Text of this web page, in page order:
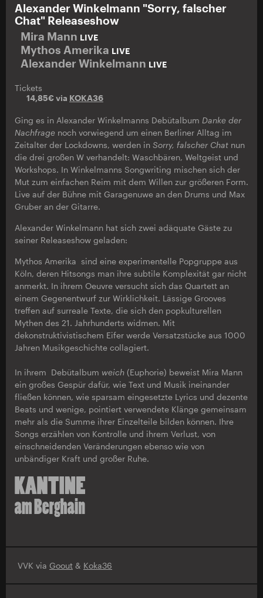
Alexander Winkelmann "Sorry, falscher
Chat" Releaseshow
Mira Mann LIVE
Mythos Amerika LIVE
Alexander Winkelmann LIVE
Tickets
14,85€ via KOKA36
Ging es in Alexander Winkelmanns Debütalbum Danke der
Nachfrage noch vorwiegend um einen Berliner Alltag im
Zeitalter der Lockdowns, werden in Sorry, falscher Chat nun
die drei großen W verhandelt: Waschbären, Weltgeist und
Workshops. In Winkelmanns Songwriting mischen sich der
Mut zum einfachen Reim mit dem Willen zur größeren Form.
Live auf der Bühne mit Garagenuwe an den Drums und Max
Gruber an der Gitarre.
Alexander Winkelmann hat sich zwei adäquate Gäste zu
seiner Releaseshow geladen:
Mythos Amerika sind eine experimentelle Popgruppe aus
Köln, deren Hitsongs man ihre subtile Komplexität gar nicht
anmerkt. In ihrem Oeuvre versucht sich das Quartett an
einem Gegenentwurf zur Wirklichkeit. Lässige Grooves
treffen auf surreale Texte, die sich den popkulturellen
Mythen des 21. Jahrhunderts widmen. Mit
dekonstruktivistischem Eifer werde Versatzstücke aus 1000
Jahren Musikgeschichte collagiert.
In ihrem Debütalbum weich (Euphorie) beweist Mira Mann
ein großes Gespür dafür, wie Text und Musik ineinander
fließen können, wie sparsam eingesetzte Lyrics und dezente
Beats und wenige, pointiert verwendete Klänge gemeinsam
mehr als die Summe ihrer Einzelteile bilden können. Ihre
Songs erzählen von Kontrolle und ihrem Verlust, von
einschneidenden Veränderungen ebenso wie von
unbändiger Kraft und großer Ruhe.
VVK via Goout & Koka36